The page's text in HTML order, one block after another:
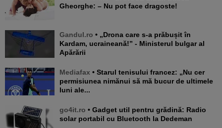
Gheorghe: – Nu pot face dragoste!
Gandul.ro • „Drona care s-a prăbușit în
Kardam, ucraineană!” - Ministerul bulgar al
Apărării
Mediafax • Starul tenisului francez: „Nu cer
permisiunea nimănui să mă bucur de ultimele
luni ale...
go4it.ro • Gadget util pentru grădină: Radio
solar portabil cu Bluetooth la Dedeman